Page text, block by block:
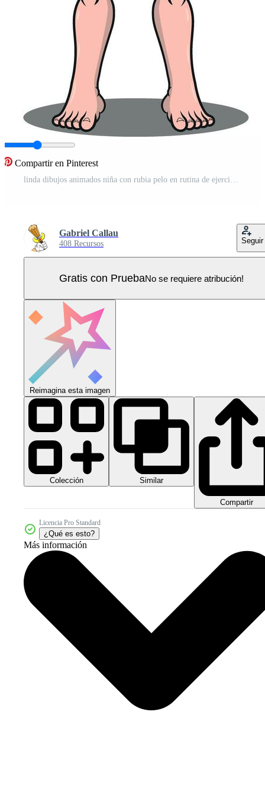
Compartir en Pinterest
linda dibujos animados niña con rubia pelo en rutina de ejercicio ropa Listo a comienzo hacer ejercicio o modelado Moda diseños con un simpático expresión Vector Pro
Gabriel Callau
408 Recursos Seguir
Gratis con PruebaNo se requiere atribución!
Reimagina esta imagen
Colección Similar
Compartir
Licencia Pro Standard
¿Qué es esto?
Más información